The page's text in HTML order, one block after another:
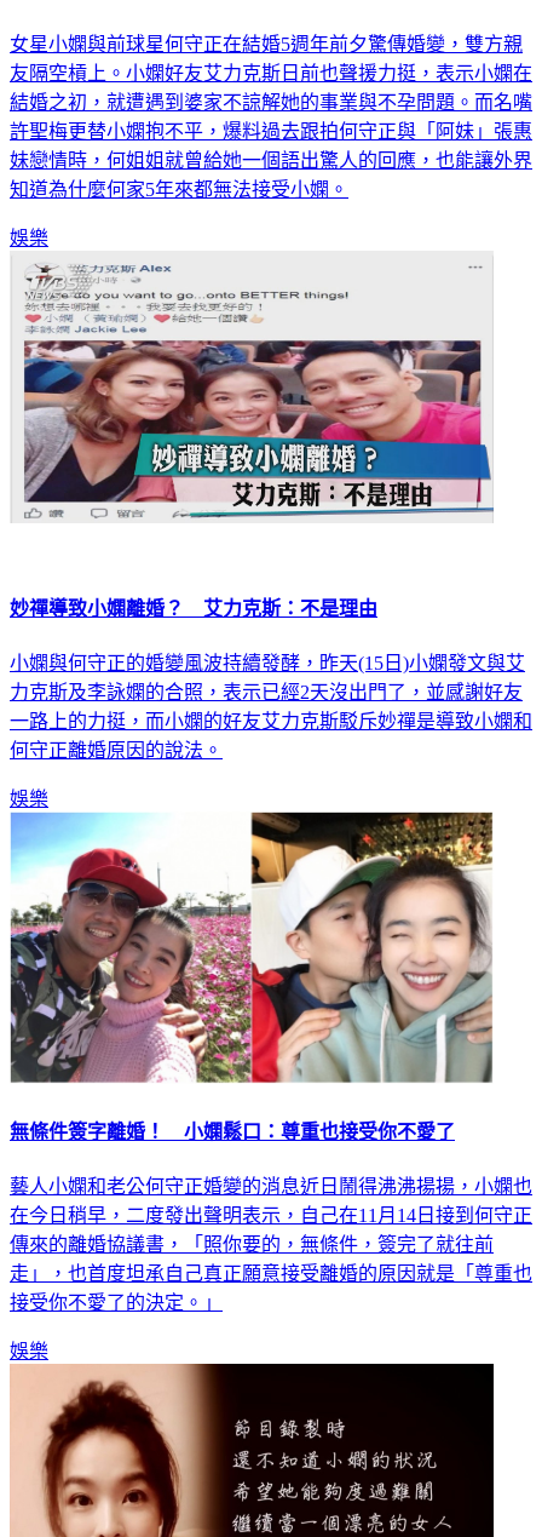
女星小嫻與前球星何守正在結婚5週年前夕驚傳婚變，雙方親
友隔空槓上。小嫻好友艾力克斯日前也聲援力挺，表示小嫻在
結婚之初，就遭遇到婆家不諒解她的事業與不孕問題。而名嘴
許聖梅更替小嫻抱不平，爆料過去跟拍何守正與「阿妹」張惠
妹戀情時，何姐姐就曾給她一個語出驚人的回應，也能讓外界
知道為什麼何家5年來都無法接受小嫻。
娛樂
妙禪導致小嫻離婚？ 艾力克斯：不是理由
小嫻與何守正的婚變風波持續發酵，昨天(15日)小嫻發文與艾
力克斯及李詠嫻的合照，表示已經2天沒出門了，並感謝好友
一路上的力挺，而小嫻的好友艾力克斯駁斥妙禪是導致小嫻和
何守正離婚原因的說法。
娛樂
無條件簽字離婚！ 小嫻鬆口：尊重也接受你不愛了
藝人小嫻和老公何守正婚變的消息近日鬧得沸沸揚揚，小嫻也
在今日稍早，二度發出聲明表示，自己在11月14日接到何守正
傳來的離婚協議書，「照你要的，無條件，簽完了就往前
走」，也首度坦承自己真正願意接受離婚的原因就是「尊重也
接受你不愛了的決定。」
娛樂